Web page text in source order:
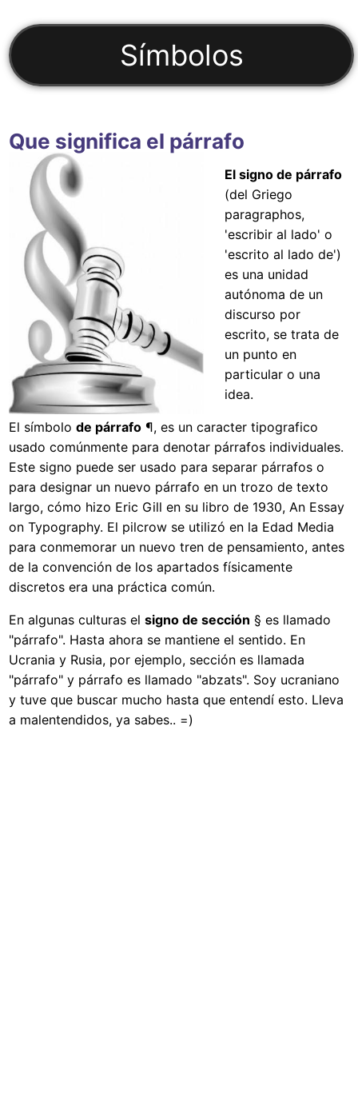
Símbolos
Que significa el párrafo
El signo de párrafo
(del Griego
paragraphos,
'escribir al lado' o
'escrito al lado de')
es una unidad
autónoma de un
discurso por
escrito, se trata de
un punto en
particular o una
idea.
El símbolode párrafo ¶, es un caracter tipografico
usado comúnmente para denotar párrafos individuales.
Este signo puede ser usado para separar párrafos o
para designar un nuevo párrafo en un trozo de texto
largo, cómo hizo Eric Gill en su libro de 1930, An Essay
on Typography. El pilcrow se utilizó en la Edad Media
para conmemorar un nuevo tren de pensamiento, antes
de la convención de los apartados físicamente
discretos era una práctica común.
En algunas culturas elsigno de sección § es llamado
"párrafo". Hasta ahora se mantiene el sentido. En
Ucrania y Rusia, por ejemplo, sección es llamada
"párrafo" y párrafo es llamado "abzats". Soy ucraniano
y tuve que buscar mucho hasta que entendí esto. Lleva
a malentendidos, ya sabes.. =)